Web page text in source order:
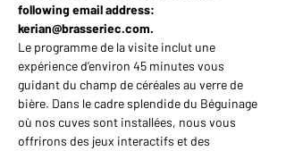
following email address:
kerian@brasseriec.com.
Le programme de la visite inclut une
expérience d’environ 45 minutes vous
guidant du champ de céréales au verre de
bière. Dans le cadre splendide du Béguinage
où nos cuves sont installées, nous vous
offrirons des jeux interactifs et des